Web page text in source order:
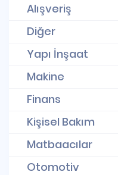
Alışveriş
Diğer
Yapı İnşaat
Makine
Finans
Kişisel Bakım
Matbaacılar
Otomotiv